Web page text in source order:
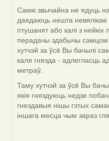
Самкі звычайна не ядуць на
даядаюць нешта
птушанят або калі з
перадачы здабычы самцом
хутчэй за ўсё Вы бачылі
каля гнязда - адлегласць
метраў.
Таму хутчэй за ўсё Вы
якія гняздуюць недзе
гнездавыя нішы гэтых
іншага месца чым зараз